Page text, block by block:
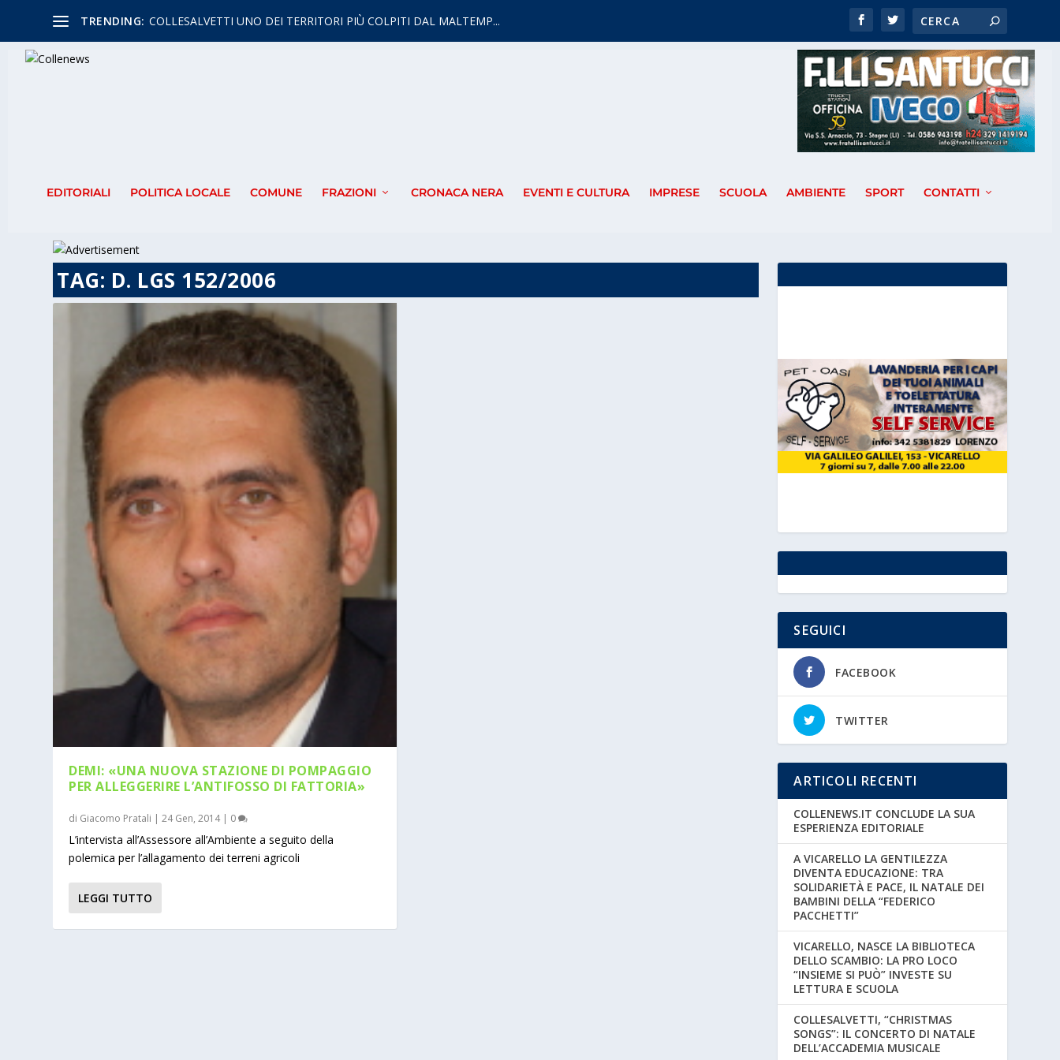
TRENDING: COLLESALVETTI UNO DEI TERRITORI PIÙ COLPITI DAL MALTEMP...
EDITORIALI POLITICA LOCALE COMUNE FRAZIONI CRONACA NERA EVENTI E CULTURA IMPRESE SCUOLA AMBIENTE SPORT CONTATTI
TAG: D. LGS 152/2006
DEMI: «UNA NUOVA STAZIONE DI POMPAGGIO
PER ALLEGGERIRE L’ANTIFOSSO DI FATTORIA»
di Giacomo Pratali |24 Gen, 2014| 0
L’intervista all’Assessore all’Ambiente a seguito della
polemica per l’allagamento dei terreni agricoli
LEGGI TUTTO
SEGUICI
FACEBOOK
TWITTER
ARTICOLI RECENTI
COLLENEWS.IT CONCLUDE LA SUA
ESPERIENZA EDITORIALE
A VICARELLO LA GENTILEZZA
DIVENTA EDUCAZIONE: TRA
SOLIDARIETÀ E PACE, IL NATALE DEI
BAMBINI DELLA “FEDERICO
PACCHETTI”
VICARELLO, NASCE LA BIBLIOTECA
DELLO SCAMBIO: LA PRO LOCO
“INSIEME SI PUÒ” INVESTE SU
LETTURA E SCUOLA
COLLESALVETTI, “CHRISTMAS
SONGS”: IL CONCERTO DI NATALE
DELL’ACCADEMIA MUSICALE